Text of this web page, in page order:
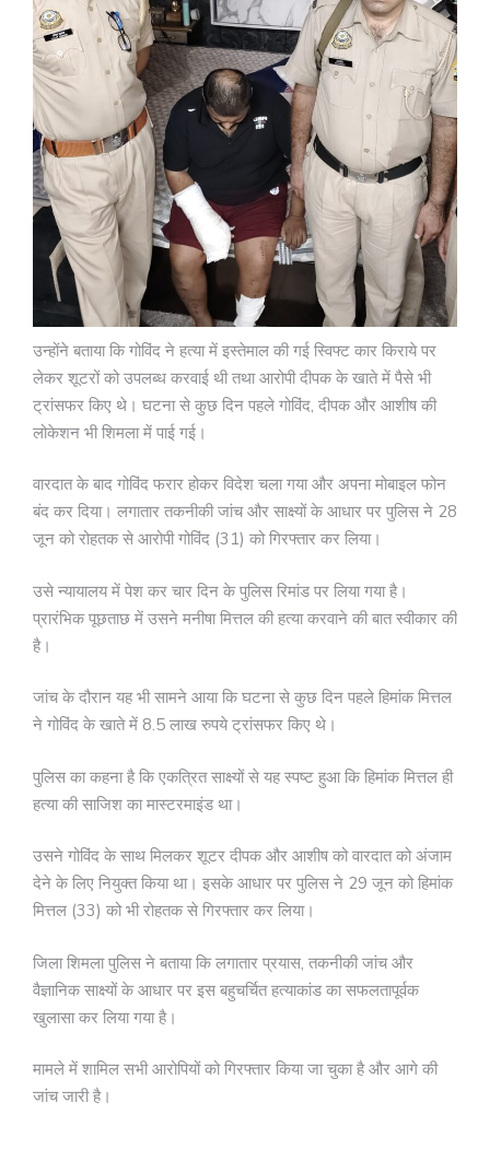
उन्होंने बताया कि गोविंद ने हत्या में इस्तेमाल की गई स्विफ्ट कार किराये पर
लेकर शूटरों को उपलब्ध करवाई थी तथा आरोपी दीपक के खाते में पैसे भी
ट्रांसफर किए थे। घटना से कुछ दिन पहले गोविंद, दीपक और आशीष की
लोकेशन भी शिमला में पाई गई।
वारदात के बाद गोविंद फरार होकर विदेश चला गया और अपना मोबाइल फोन
बंद कर दिया। लगातार तकनीकी जांच और साक्ष्यों के आधार पर पुलिस ने 28
जून को रोहतक से आरोपी गोविंद (31) को गिरफ्तार कर लिया।
उसे न्यायालय में पेश कर चार दिन के पुलिस रिमांड पर लिया गया है।
प्रारंभिक पूछताछ में उसने मनीषा मित्तल की हत्या करवाने की बात स्वीकार की
है।
जांच के दौरान यह भी सामने आया कि घटना से कुछ दिन पहले हिमांक मित्तल
ने गोविंद के खाते में 8.5 लाख रुपये ट्रांसफर किए थे।
पुलिस का कहना है कि एकत्रित साक्ष्यों से यह स्पष्ट हुआ कि हिमांक मित्तल ही
हत्या की साजिश का मास्टरमाइंड था।
उसने गोविंद के साथ मिलकर शूटर दीपक और आशीष को वारदात को अंजाम
देने के लिए नियुक्त किया था। इसके आधार पर पुलिस ने 29 जून को हिमांक
मित्तल (33) को भी रोहतक से गिरफ्तार कर लिया।
जिला शिमला पुलिस ने बताया कि लगातार प्रयास, तकनीकी जांच और
वैज्ञानिक साक्ष्यों के आधार पर इस बहुचर्चित हत्याकांड का सफलतापूर्वक
खुलासा कर लिया गया है।
मामले में शामिल सभी आरोपियों को गिरफ्तार किया जा चुका है और आगे की
जांच जारी है।